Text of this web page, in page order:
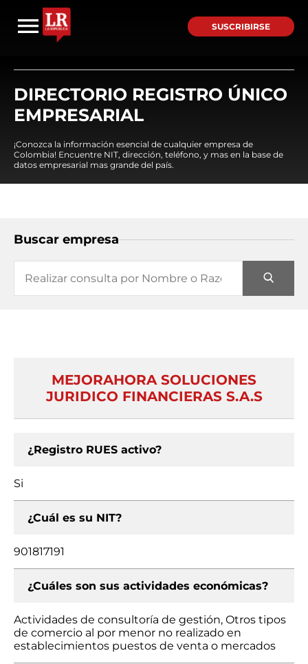
SUSCRIBIRSE
DIRECTORIO REGISTRO ÚNICO
EMPRESARIAL
¡Conozca la información esencial de cualquier empresa de
Colombia! Encuentre NIT, dirección, teléfono, y mas en la base de
datos empresarial mas grande del país.
Buscar empresa
MEJORAHORA SOLUCIONES
JURIDICO FINANCIERAS S.A.S
¿Registro RUES activo?
Si
¿Cuál es su NIT?
901817191
¿Cuáles son sus actividades económicas?
Actividades de consultoría de gestión, Otros tipos
de comercio al por menor no realizado en
establecimientos puestos de venta o mercados